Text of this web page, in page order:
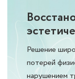
Решение
потерей
нарушением